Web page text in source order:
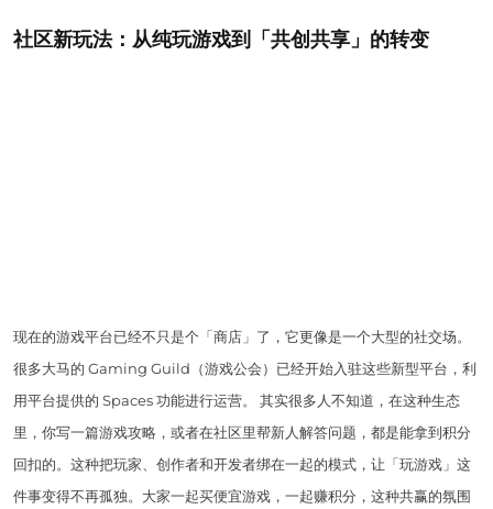
社区新玩法：从纯玩游戏到「共创共享」的转变
现在的游戏平台已经不只是个「商店」了，它更像是一个大型的社交场。
很多大马的 Gaming Guild（游戏公会）已经开始入驻这些新型平台，利
用平台提供的 Spaces 功能进行运营。 其实很多人不知道，在这种生态
里，你写一篇游戏攻略，或者在社区里帮新人解答问题，都是能拿到积分
回扣的。这种把玩家、创作者和开发者绑在一起的模式，让「玩游戏」这
件事变得不再孤独。大家一起买便宜游戏，一起赚积分，这种共赢的氛围